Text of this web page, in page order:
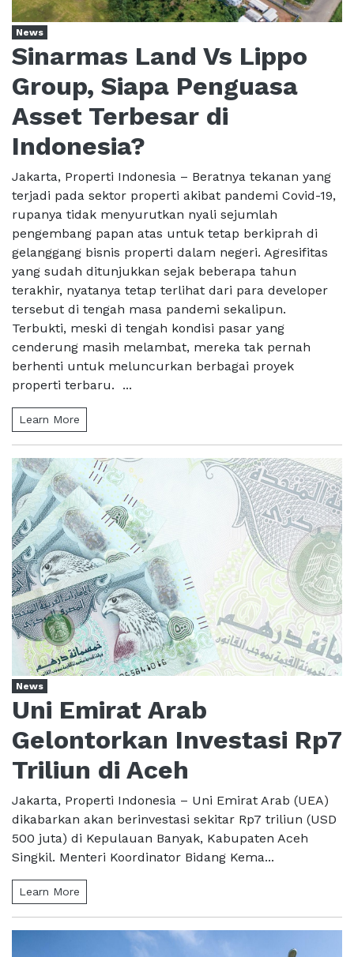
News
Sinarmas Land Vs Lippo
Group, Siapa Penguasa
Asset Terbesar di
Indonesia?
Jakarta, Properti Indonesia – Beratnya tekanan yang
terjadi pada sektor properti akibat pandemi Covid-19,
rupanya tidak menyurutkan nyali sejumlah
pengembang papan atas untuk tetap berkiprah di
gelanggang bisnis properti dalam negeri. Agresifitas
yang sudah ditunjukkan sejak beberapa tahun
terakhir, nyatanya tetap terlihat dari para developer
tersebut di tengah masa pandemi sekalipun.
Terbukti, meski di tengah kondisi pasar yang
cenderung masih melambat, mereka tak pernah
berhenti untuk meluncurkan berbagai proyek
properti terbaru. ...
Learn More
News
Uni Emirat Arab
Gelontorkan Investasi Rp7
Triliun di Aceh
Jakarta, Properti Indonesia – Uni Emirat Arab (UEA)
dikabarkan akan berinvestasi sekitar Rp7 triliun (USD
500 juta) di Kepulauan Banyak, Kabupaten Aceh
Singkil. Menteri Koordinator Bidang Kema...
Learn More